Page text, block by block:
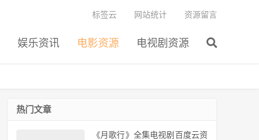
娱乐资讯 电影资源 电视剧资源
标签云 网站统计 资源留言
热门文章
《月歌行》全集电视剧百度云资